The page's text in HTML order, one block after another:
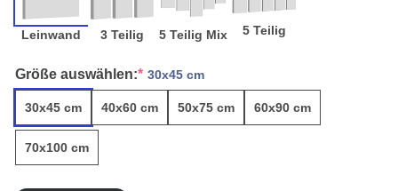
Leinwand 3 Teilig 5 Teilig Mix 5 Teilig
Größe auswählen:* 30x45 cm
30x45 cm 40x60 cm 50x75 cm 60x90 cm
70x100 cm